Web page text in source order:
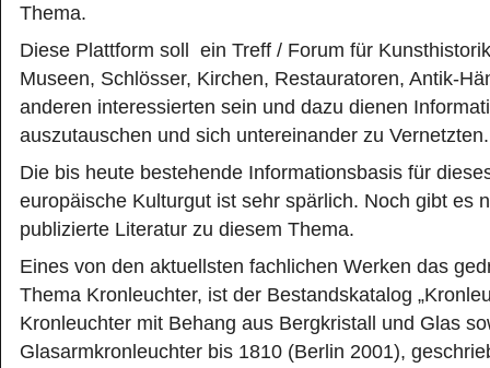
Thema.
Diese Plattform soll ein Treff / Forum für
Museen, Schlösser, Kirchen, Restauratoren, Antik-
anderen interessierten sein und dazu dienen
auszutauschen und sich untereinander zu Vernetzten.
Die bis heute bestehende Informationsbasis für
europäische Kulturgut ist sehr spärlich. Noch gibt es
publizierte Literatur zu diesem Thema.
Eines von den aktuellsten fachlichen Werken das
Thema Kronleuchter, ist der Bestandskatalog
Kronleuchter mit Behang aus Bergkristall und Glas
Glasarmkronleuchter bis 1810 (Berlin 2001),